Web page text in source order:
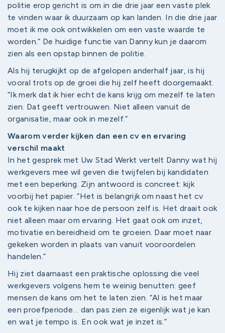
politie erop gericht is om in die drie jaar een vaste plek
te vinden waar ik duurzaam op kan landen. In die drie jaar
moet ik me ook ontwikkelen om een vaste waarde te
worden.” De huidige functie van Danny kun je daarom
zien als een opstap binnen de politie.
Als hij terugkijkt op de afgelopen anderhalf jaar, is hij
vooral trots op de groei die hij zelf heeft doorgemaakt.
“Ik merk dat ik hier echt de kans krijg om mezelf te laten
zien. Dat geeft vertrouwen. Niet alleen vanuit de
organisatie, maar ook in mezelf.”
Waarom verder kijken dan een cv en ervaring
verschil maakt
In het gesprek met Uw Stad Werkt vertelt Danny wat hij
werkgevers mee wil geven die twijfelen bij kandidaten
met een beperking. Zijn antwoord is concreet: kijk
voorbij het papier. “Het is belangrijk om naast het cv
ook te kijken naar hoe de persoon zelf is. Het draait ook
niet alleen maar om ervaring. Het gaat ook om inzet,
motivatie en bereidheid om te groeien. Daar moet naar
gekeken worden in plaats van vanuit vooroordelen
handelen.”
Hij ziet daarnaast een praktische oplossing die veel
werkgevers volgens hem te weinig benutten: geef
mensen de kans om het te laten zien. “Al is het maar
een proefperiode… dan pas zien ze eigenlijk wat je kan
en wat je tempo is. En ook wat je inzet is.”